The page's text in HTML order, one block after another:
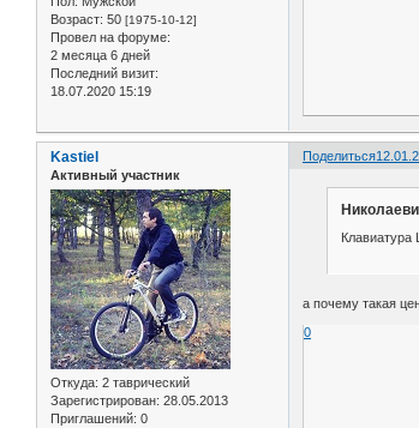
Возраст: 50 [1975-10-12]
Провел на форуме:
2 месяца 6 дней
Последний визит:
18.07.2020 15:19
Поделиться
Kastiel
Активный участник
Откуда: 2 таврический
Зарегистрирован: 28.05.2013
Приглашений: 0
Клавиатура
а почему такая
0